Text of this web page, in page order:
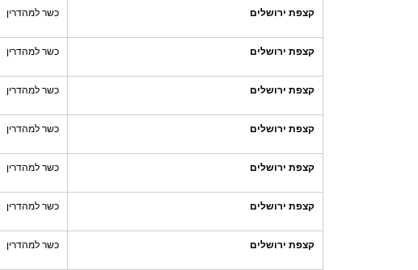
קצפת ירושלים כשר למהדרין
קצפת ירושלים כשר למהדרין
קצפת ירושלים כשר למהדרין
קצפת ירושלים כשר למהדרין
קצפת ירושלים כשר למהדרין
קצפת ירושלים כשר למהדרין
קצפת ירושלים כשר למהדרין